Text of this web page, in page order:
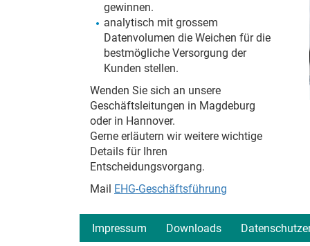
gewinnen.
analytisch mit grossem
Datenvolumen die Weichen für die
bestmögliche Versorgung der
Kunden stellen.
Wenden Sie sich an unsere
Geschäftsleitungen in Magdeburg
oder in Hannover.
Gerne erläutern wir weitere wichtige
Details für Ihren
Entscheidungsvorgang.
Mail EHG-Geschäftsführung
Impressum Downloads